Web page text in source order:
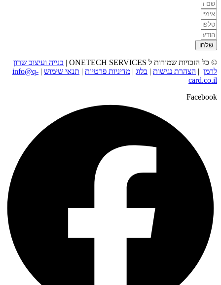
שלחו
© כל הזכויות שמורות ל ONETECH SERVICES |
בנייה ועיצוב שרון
לרמן | הצהרת נגישות | בלוג | מדיניות פרטיות | תנאי שימוש |
info@q-
card.co.il
Facebook